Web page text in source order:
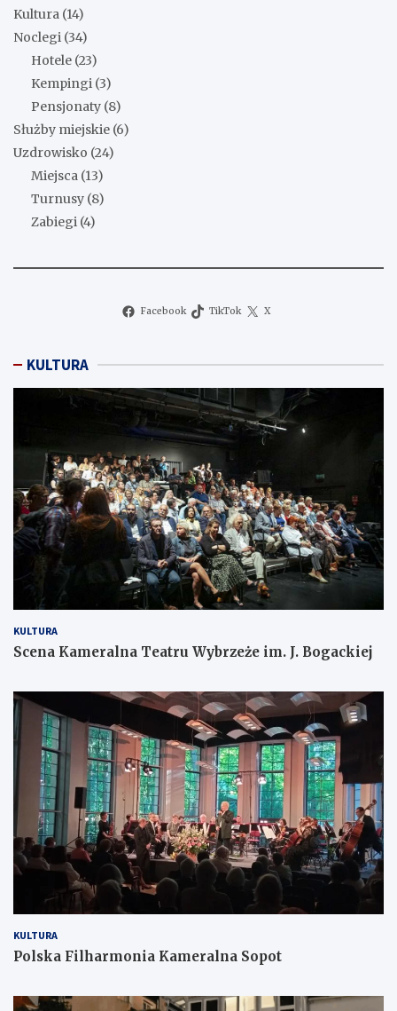
Kultura (14)
Noclegi (34)
Hotele (23)
Kempingi (3)
Pensjonaty (8)
Służby miejskie (6)
Uzdrowisko (24)
Miejsca (13)
Turnusy (8)
Zabiegi (4)
Facebook TikTok X
KULTURA
KULTURA
Scena Kameralna Teatru Wybrzeże im. J. Bogackiej
KULTURA
Polska Filharmonia Kameralna Sopot